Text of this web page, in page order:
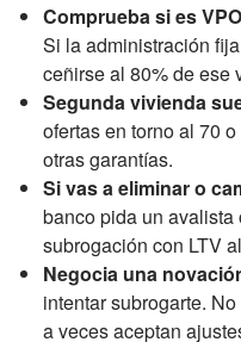
Comprueba si es VPO
Si la administración
ceñirse al 80% de ese
Segunda vivienda
ofertas en torno al 70
otras garantías.
Si vas a eliminar o
banco pida un
subrogación con LTV
Negocia una
intentar subrogarte.
a veces aceptan